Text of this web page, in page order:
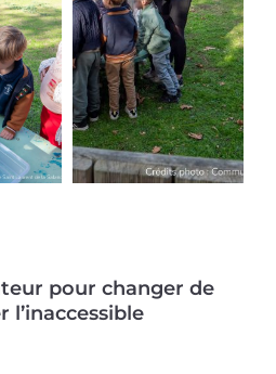
pour changer de
l’inaccessible